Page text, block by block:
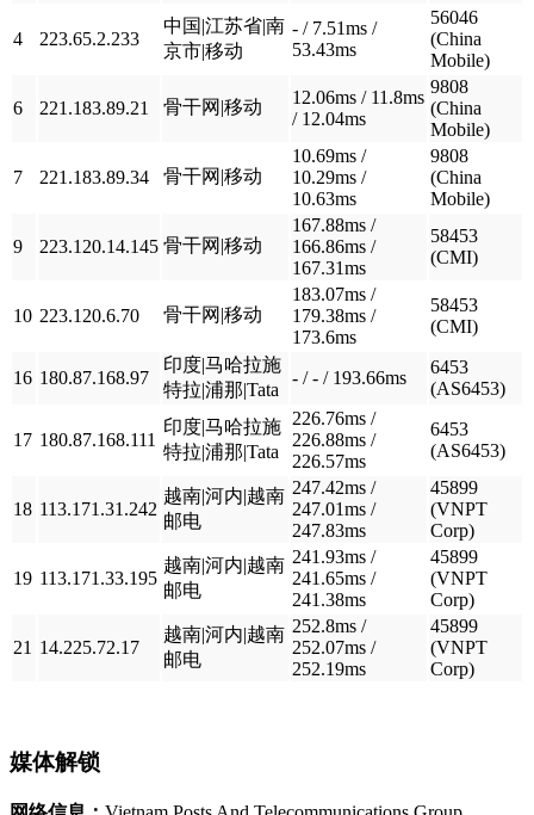
4 223.65.2.233
中国|江苏省|南
京市|移动
- / 7.51ms /
53.43ms
56046
(China
Mobile)
6 221.183.89.21 骨干网|移动
12.06ms / 11.8ms
/ 12.04ms
9808
(China
Mobile)
7 221.183.89.34 骨干网|移动
10.69ms /
10.29ms /
10.63ms
9808
(China
Mobile)
9 223.120.14.145 骨干网|移动
167.88ms /
166.86ms /
167.31ms
58453
(CMI)
10 223.120.6.70 骨干网|移动
183.07ms /
179.38ms /
173.6ms
58453
(CMI)
16 180.87.168.97
印度|马哈拉施
特拉|浦那|Tata
- / - / 193.66ms
6453
(AS6453)
17 180.87.168.111
印度|马哈拉施
特拉|浦那|Tata
226.76ms /
226.88ms /
226.57ms
6453
(AS6453)
18 113.171.31.242
越南|河内|越南
邮电
247.42ms /
247.01ms /
247.83ms
45899
(VNPT
Corp)
19 113.171.33.195
越南|河内|越南
邮电
241.93ms /
241.65ms /
241.38ms
45899
(VNPT
Corp)
21 14.225.72.17
越南|河内|越南
邮电
252.8ms /
252.07ms /
252.19ms
45899
(VNPT
Corp)
媒体解锁